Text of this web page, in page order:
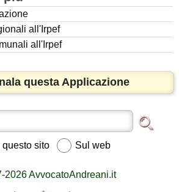
all'Irpef
all'Irpef
questa Applicazione
questo sito Sul web
2026 AvvocatoAndreani.it